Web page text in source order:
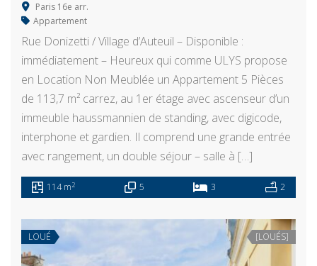
Paris 16e arr.
Appartement
Rue Donizetti / Village d’Auteuil – Disponible :
immédiatement – Heureux qui comme ULYS propose
en Location Non Meublée un Appartement 5 Pièces
de 113,7 m² carrez, au 1er étage avec ascenseur d’un
immeuble haussmannien de standing, avec digicode,
interphone et gardien. Il comprend une grande entrée
avec rangement, un double séjour – salle à […]
114 m2 5 3 2
LOUÉ [LOUÉS]